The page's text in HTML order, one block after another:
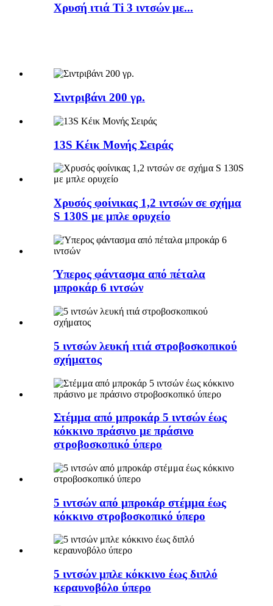
Χρυσή ιτιά Ti 3 ιντσών με...
Σιντριβάνι 200 ​​γρ.
13S Κέικ Μονής Σειράς
Χρυσός φοίνικας 1,2 ιντσών σε σχήμα
S 130S με μπλε ορυχείο
Ύπερος φάντασμα από πέταλα
μπροκάρ 6 ιντσών
5 ιντσών λευκή ιτιά στροβοσκοπικού
σχήματος
Στέμμα από μπροκάρ 5 ιντσών έως
κόκκινο πράσινο με πράσινο
στροβοσκοπικό ύπερο
5 ιντσών από μπροκάρ στέμμα έως
κόκκινο στροβοσκοπικό ύπερο
5 ιντσών μπλε κόκκινο έως διπλό
κεραυνοβόλο ύπερο